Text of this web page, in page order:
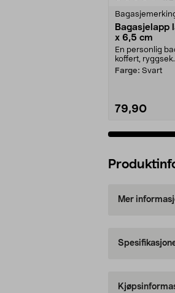
Bagasjelapp
x 6,5 cm
En personlig
koffert,
Farge: Svart
79,90
Mer